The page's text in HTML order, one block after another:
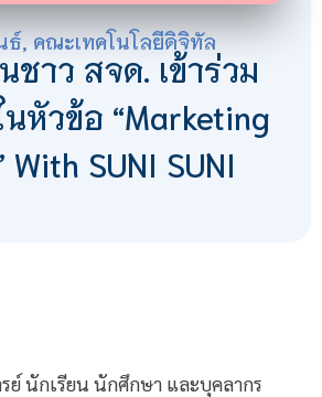
ธ์,คณะเทคโนโลยีดิจิทัล
าว สจด. เข้าร่วม
หัวข้อ “Marketing
With SUNI SUNI
นักเรียน นักศึกษา และบุคลากร